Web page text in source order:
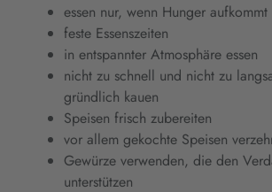
essen nur, wenn Hunger aufkommt
feste Essenszeiten
in entspannter Atmosphäre essen
nicht zu schnell und nicht zu
gründlich kauen
Speisen frisch zubereiten
vor allem gekochte Speisen
Gewürze verwenden, die den
unterstützen